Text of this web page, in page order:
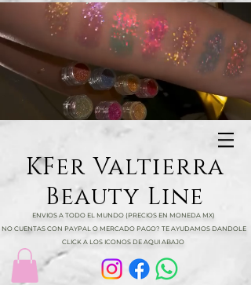
KFer Valtierra
Beauty Line
ENVIOS A TODO EL MUNDO (PRECIOS EN MONEDA MX)
NO CUENTAS CON PAYPAL O MERCADO PAGO? TE AYUDAMOS DANDOLE
CLICK A LOS ICONOS DE AQUI ABAJO